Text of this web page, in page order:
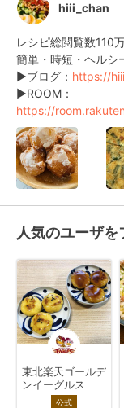
hiii_chan
レシピ総閲覧数110
簡単・時短・ヘルシ
▶ブログ： https://
▶ROOM：
https://
人気のユーザを
東北楽天ゴールデ
ンイーグルス
公式